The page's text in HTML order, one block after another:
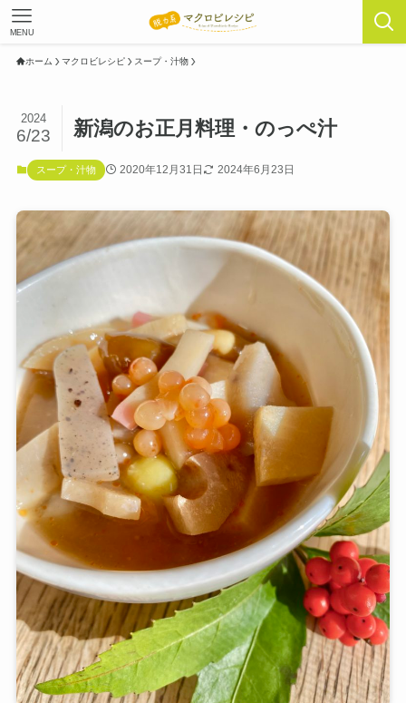
MENU
ホーム マクロビレシピ スープ・汁物
新潟のお正月料理・のっぺ汁
2024
6/23
スープ・汁物 2020年12月31日 2024年6月23日